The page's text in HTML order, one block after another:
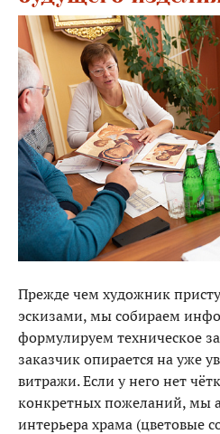
Прежде чем художник
эскизами, мы собираем
формулируем техническое
заказчик опирается на уже
витражи. Если у него нет
конкретных пожеланий, мы
интерьера храма (цветовые